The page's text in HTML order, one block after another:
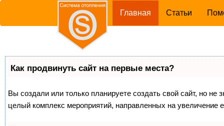
Главная (current)
Статьи
Как продвинуть сайт на первые места?
Вы создали или только планируете создать свой сайт, но не
целый комплекс мероприятий, направленных на увеличение